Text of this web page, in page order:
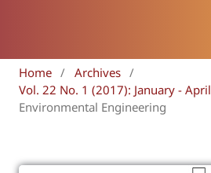
Home / Archives /
Vol. 22 No. 1 (2017): January - April
Environmental Engineering